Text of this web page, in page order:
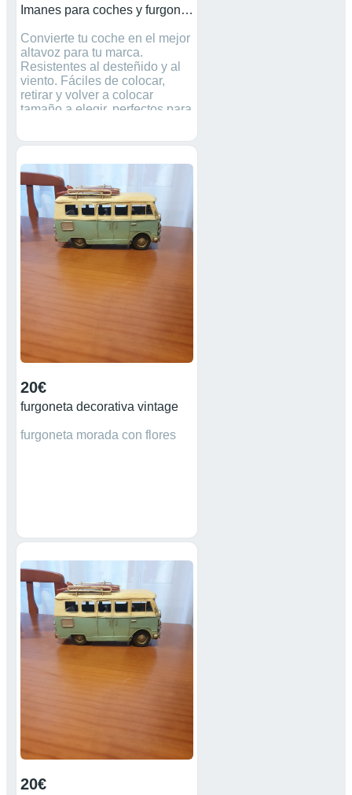
Imanes para coches y furgonetas publicidad
Convierte tu coche en el mejor
altavoz para tu marca.
Resistentes al desteñido y al
viento. Fáciles de colocar,
retirar y volver a colocar
tamaño a elegir, perfectos para
Imán de 0,85 mm con
media pulgada Diseñados
para uso exclusivo en
superficies metálicas.
Personalizamos con tu logo e
información de su empresa.
¡Deja que tu mensaje llegue a
todos! Fácilmente despegable.
Duradero. Muestra tu marca
usando tu coche.
20€
furgoneta decorativa vintage
furgoneta morada con flores
20€